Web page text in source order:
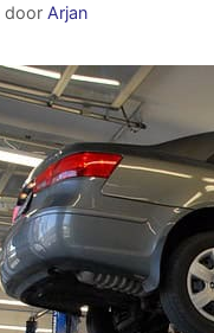
door Arjan